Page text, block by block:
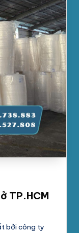
TP.HCM
bởi công ty